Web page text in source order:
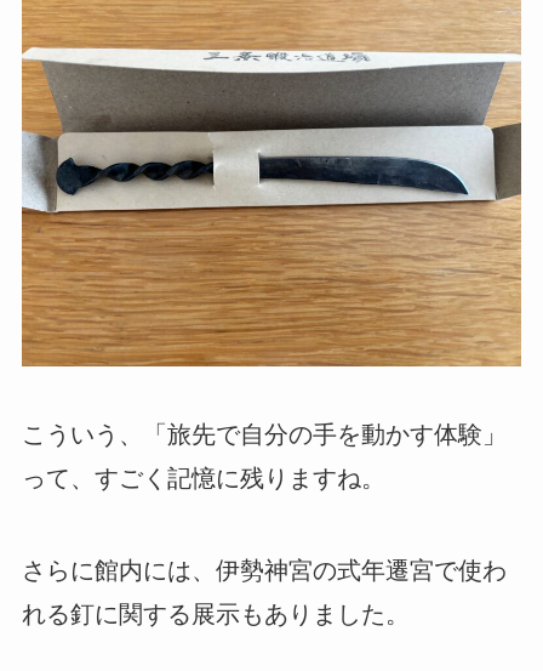
こういう、「旅先で自分の手を動かす体験」
って、すごく記憶に残りますね。
さらに館内には、伊勢神宮の式年遷宮で使わ
れる釘に関する展示もありました。